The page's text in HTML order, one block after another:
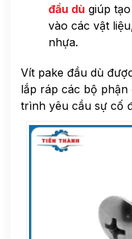
đầu dù giúp
vào các vật
nhựa.
Vít pake đầu dù
lắp ráp các bộ
trình yêu cầu sự cố